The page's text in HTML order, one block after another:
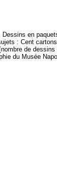
en
: Cent
de dessins
du Musée